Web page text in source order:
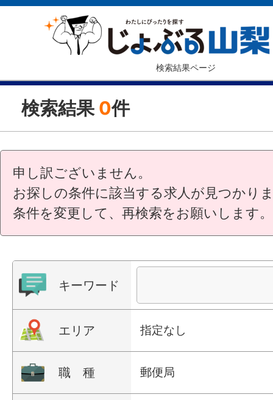
検索結果ページ
検索結果 0件
申し訳ございません。
お探しの条件に該当する求人が見つかり
条件を変更して、再検索をお願いします。
キーワード
エリア 指定なし
職 種 郵便局